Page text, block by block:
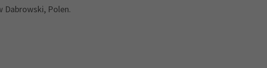
Dabrowski, Polen.